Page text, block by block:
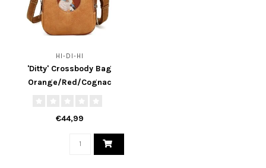
HI-DI-HI
'Ditty' Crossbody Bag
Orange/Red/Cognac
€44,99